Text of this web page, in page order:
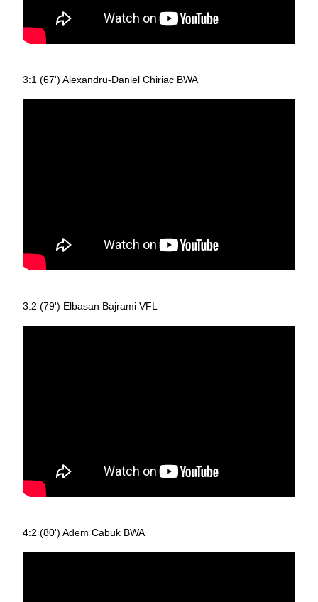
3:1 (67') Alexandru-Daniel Chiriac BWA
3:2 (79') Elbasan Bajrami VFL
4:2 (80') Adem Cabuk BWA